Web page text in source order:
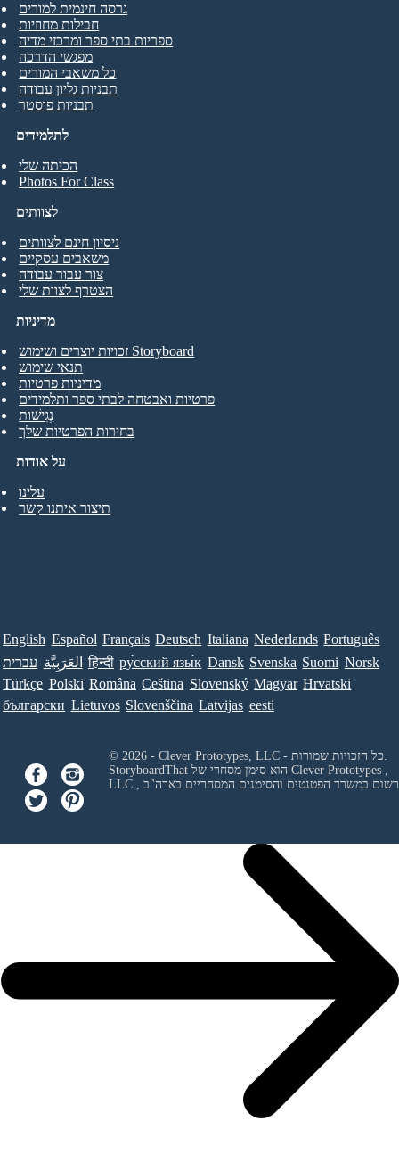
לתלמידים
הכיתה שלי
Photos For Class
גרסה חינמית למורים
חבילות מחוזיות
ספריות בתי ספר ומרכזי מדיה
מפגשי הדרכה
כל משאבי המורים
תבניות גליון עבודה
תבניות פוסטר
לצוותים
ניסיון חינם לצוותים
משאבים עסקיים
צור עבור עבודה
הצטרף לצוות שלי
על אודות
עלינו
תיצור איתנו קשר
מדיניות
זכויות יוצרים ושימוש Storyboard
תנאי שימוש
מדיניות פרטיות
פרטיות ואבטחה לבתי ספר ותלמידים
נְגִישׁוּת
בחירות הפרטיות שלך
English Español Français Deutsch Italiana Nederlands Português
עברית العَرَبِيَّة हिन्दी ру́сский язы́к Dansk Svenska Suomi Norsk
Türkçe Polski Româna Ceština Slovenský Magyar Hrvatski
български Lietuvos Slovenščina Latvijas eesti
Clever Prototypes ,
LLC
ורשום במשרד הפטנטים והסימנים המסחריים בארה"ב